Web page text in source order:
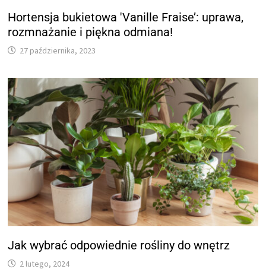
Hortensja bukietowa 'Vanille Fraise’: uprawa,
rozmnażanie i piękna odmiana!
27 października, 2023
Jak wybrać odpowiednie rośliny do wnętrz
2 lutego, 2024